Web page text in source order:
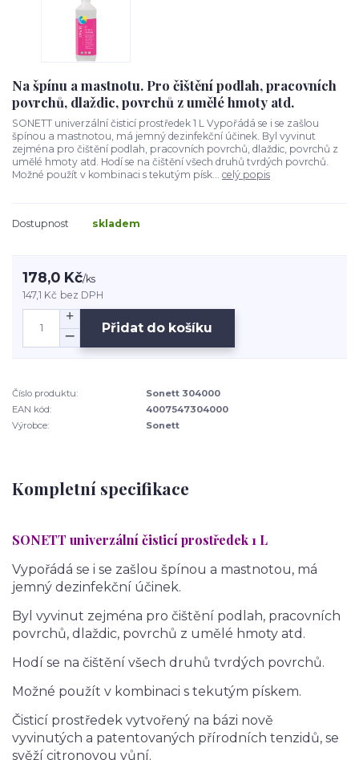
Na špínu a mastnotu. Pro čištění podlah, pracovních
povrchů, dlaždic, povrchů z umělé hmoty atd.
SONETT univerzální čisticí prostředek 1 L Vypořádá se i se zašlou
špínou a mastnotou, má jemný dezinfekční účinek. Byl vyvinut
zejména pro čištění podlah, pracovních povrchů, dlaždic, povrchů z
umělé hmoty atd. Hodí se na čištění všech druhů tvrdých povrchů.
Možné použít v kombinaci s tekutým písk... celý popis
Dostupnost skladem
178,0 Kč/ks
147,1 Kč bez DPH
Přidat do košíku
Číslo produktu:
Sonett 304000
EAN kód:
4007547304000
Výrobce:
Sonett
Kompletní specifikace
SONETT univerzální čisticí prostředek 1 L
Vypořádá se i se zašlou špínou a mastnotou, má
jemný dezinfekční účinek.
Byl vyvinut zejména pro čištění podlah, pracovních
povrchů, dlaždic, povrchů z umělé hmoty atd.
Hodí se na čištění všech druhů tvrdých povrchů.
Možné použít v kombinaci s tekutým pískem.
Čisticí prostředek vytvořený na bázi nově
vyvinutých a patentovaných přírodních tenzidů, se
svěží citronovou vůní.